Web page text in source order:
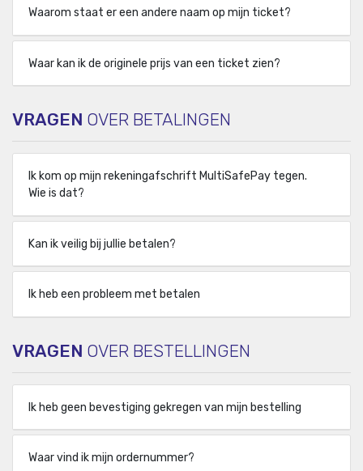
Waarom staat er een andere naam op mijn ticket?
Waar kan ik de originele prijs van een ticket zien?
VRAGEN OVER BETALINGEN
Ik kom op mijn rekeningafschrift MultiSafePay tegen.
Wie is dat?
Kan ik veilig bij jullie betalen?
Ik heb een probleem met betalen
VRAGEN OVER BESTELLINGEN
Ik heb geen bevestiging gekregen van mijn bestelling
Waar vind ik mijn ordernummer?